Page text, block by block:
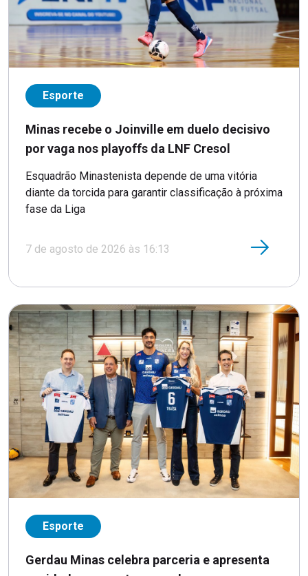
Esporte
Minas recebe o Joinville em duelo decisivo
por vaga nos playoffs da LNF Cresol
Esquadrão Minastenista depende de uma vitória
diante da torcida para garantir classificação à próxima
fase da Liga
7 de agosto de 2026 às 16:13
Esporte
Gerdau Minas celebra parceria e apresenta